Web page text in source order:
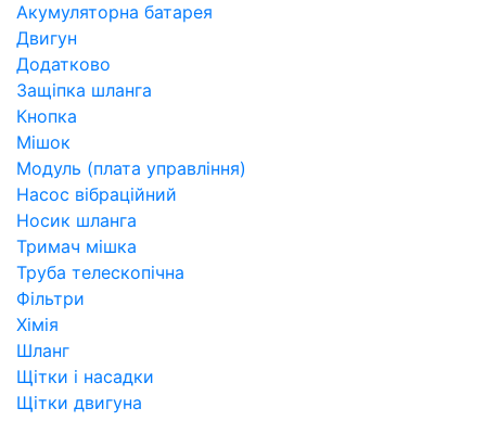
Акумуляторна батарея
Двигун
Додатково
Защіпка шланга
Кнопка
Мішок
Модуль (плата управління)
Насос вібраційний
Носик шланга
Тримач мішка
Труба телескопічна
Фільтри
Хімія
Шланг
Щітки і насадки
Щітки двигуна